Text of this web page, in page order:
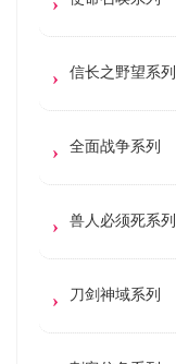
信长之野望系列
全面战争系列
兽人必须死系列
刀剑神域系列